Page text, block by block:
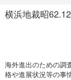
横浜地裁昭
海外進出のための調
格や進展状況等の事